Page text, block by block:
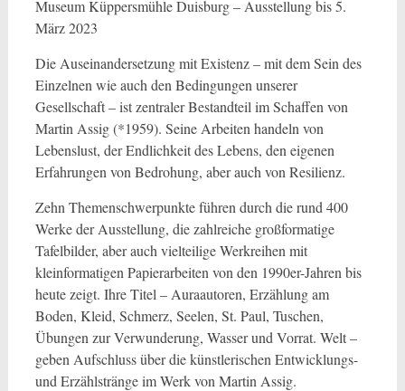
Museum Küppersmühle Duisburg – Ausstellung bis 5.
März 2023
Die Auseinandersetzung mit Existenz – mit dem Sein des
Einzelnen wie auch den Bedingungen unserer
Gesellschaft – ist zentraler Bestandteil im Schaffen von
Martin Assig (*1959). Seine Arbeiten handeln von
Lebenslust, der Endlichkeit des Lebens, den eigenen
Erfahrungen von Bedrohung, aber auch von Resilienz.
Zehn Themenschwerpunkte führen durch die rund 400
Werke der Ausstellung, die zahlreiche großformatige
Tafelbilder, aber auch vielteilige Werkreihen mit
kleinformatigen Papierarbeiten von den 1990er-Jahren bis
heute zeigt. Ihre Titel – Auraautoren, Erzählung am
Boden, Kleid, Schmerz, Seelen, St. Paul, Tuschen,
Übungen zur Verwunderung, Wasser und Vorrat. Welt –
geben Aufschluss über die künstlerischen Entwicklungs-
und Erzählstränge im Werk von Martin Assig.